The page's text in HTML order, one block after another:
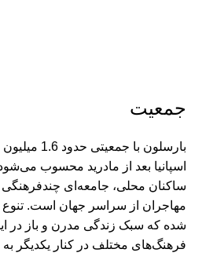
جمعیت
بارسلون با
اسپانیا بعد از مادرید محسوب
ساکنان محلی، جامعه‌ای
مهاجران از سراسر جهان است.
شده که سبک زندگی مدرن و باز در
فرهنگ‌های مختلف در کنار یکدیگر